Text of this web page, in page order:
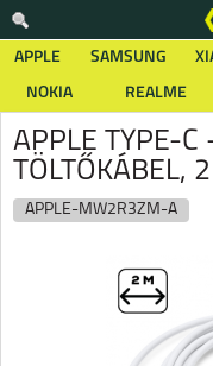
APPLE SAMSUNG
NOKIA
REALME
APPLE TYPE-C
TÖLTŐKÁBEL,
APPLE-MW2R3ZM-A